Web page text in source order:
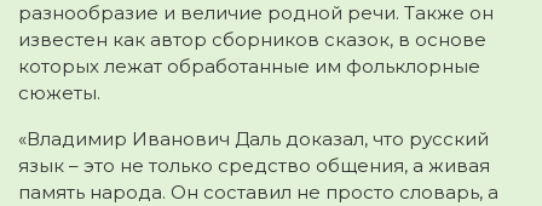
разнообразие и величие родной речи. Также он
известен как автор сборников сказок, в основе
которых лежат обработанные им фольклорные
сюжеты.
«Владимир Иванович Даль доказал, что русский
язык – это не только средство общения, а живая
память народа. Он составил не просто словарь, а